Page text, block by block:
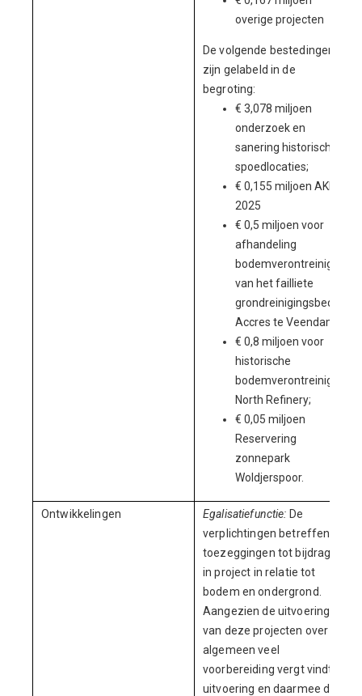
overige projecten
De volgende bestedingen
zijn gelabeld in de
begroting:
€ 3,078 miljoen
onderzoek en
sanering historisch
spoedlocaties;
€ 0,155 miljoen AKP
2025
€ 0,5 miljoen voor
afhandeling
bodemverontreiniging
van het failliete
grondreinigingsbedrijf
Accres te Veendam;
€ 0,8 miljoen voor
historische
bodemverontreiniging
North Refinery;
€ 0,05 miljoen
Reservering
zonnepark
Woldjerspoor.
Ontwikkelingen Egalisatiefunctie: De
verplichtingen betreffen
toezeggingen tot bijdragen
in project in relatie tot
bodem en ondergrond.
Aangezien de uitvoering
van deze projecten over het
algemeen veel
voorbereiding vergt vindt de
uitvoering en daarmee de